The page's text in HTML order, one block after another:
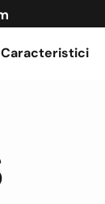
Caracteristici